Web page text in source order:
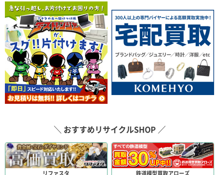
＼ おすすめリサイクルSHOP ／
リファスタ 鉄道模型買取アローズ